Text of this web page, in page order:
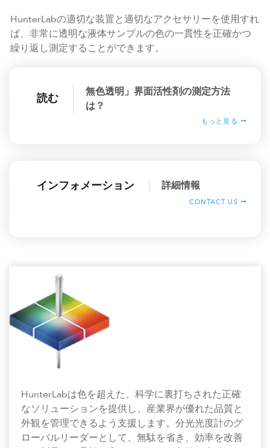
HunterLabの適切な装置と適切なアクセサリーを使用すれ
ば、非常に透明な液体サンプルの色の一貫性を正確かつ
繰り返し測定することができます。
読む
無色透明」界面活性剤の測定方法
は？
もっと見る
インフォメーション 詳細情報
CONTACT US
HunterLabは色を超えた、科学に裏打ちされた正確
なソリューションを提供し、産業界が優れた品質と
外観を管理できるよう支援します。分光光度計のグ
ローバルリーダーとして、無駄を省き、効率を改善